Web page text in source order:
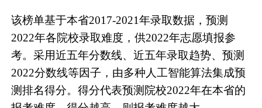
该榜单基于本省2017-2021年录取数据，预测
2022年各院校录取难度，供2022年志愿填报参
考。采用近五年分数线、近五年录取趋势、预测
2022分数线等因子，由多种人工智能算法集成预
测排名得分。得分代表预测院校2022年在本省的